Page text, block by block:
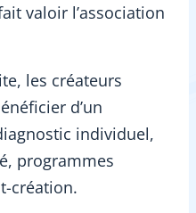
valoir l’association
les créateurs
d’un
individuel,
programmes
création.